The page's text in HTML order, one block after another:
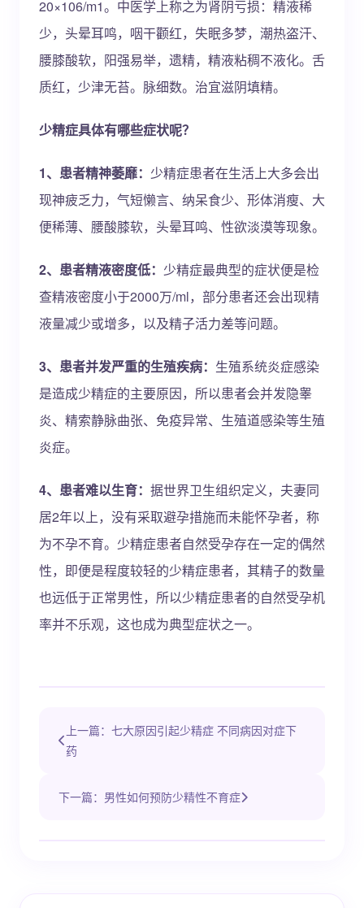
20×106/m1。中医学上称之为肾阴亏损：精液稀
少，头晕耳鸣，咽干颧红，失眠多梦，潮热盗汗、
腰膝酸软，阳强易举，遗精，精液粘稠不液化。舌
质红，少津无苔。脉细数。治宜滋阴填精。
少精症具体有哪些症状呢？
1、患者精神萎靡： 少精症患者在生活上大多会出
现神疲乏力，气短懒言、纳呆食少、形体消瘦、大
便稀薄、腰酸膝软，头晕耳鸣、性欲淡漠等现象。
2、患者精液密度低： 少精症最典型的症状便是检
查精液密度小于2000万/ml，部分患者还会出现精
液量减少或增多，以及精子活力差等问题。
3、患者并发严重的生殖疾病： 生殖系统炎症感染
是造成少精症的主要原因，所以患者会并发隐睾
炎、精索静脉曲张、免疫异常、生殖道感染等生殖
炎症。
4、患者难以生育： 据世界卫生组织定义，夫妻同
居2年以上，没有采取避孕措施而未能怀孕者，称
为不孕不育。少精症患者自然受孕存在一定的偶然
性，即便是程度较轻的少精症患者，其精子的数量
也远低于正常男性，所以少精症患者的自然受孕机
率并不乐观，这也成为典型症状之一。
上一篇：七大原因引起少精症 不同病因对症下
药
下一篇：男性如何预防少精性不育症